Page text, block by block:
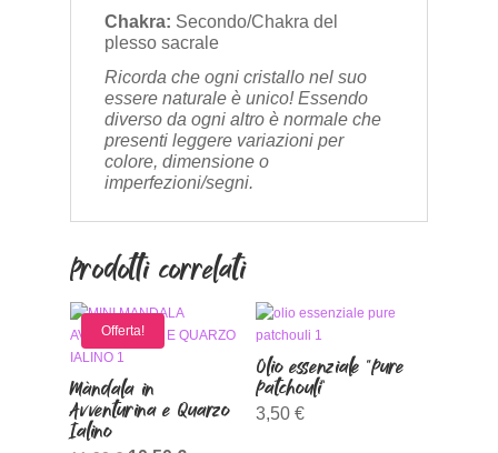
Chakra: Secondo/Chakra del
plesso sacrale
Ricorda che ogni cristallo nel suo
essere naturale è unico! Essendo
diverso da ogni altro è normale che
presenti leggere variazioni per
colore, dimensione o
imperfezioni/segni.
Prodotti correlati
Offerta!
Màndala in
Avventurina e Quarzo
Ialino
Olio essenziale “Pure
Patchouli”
3,50€